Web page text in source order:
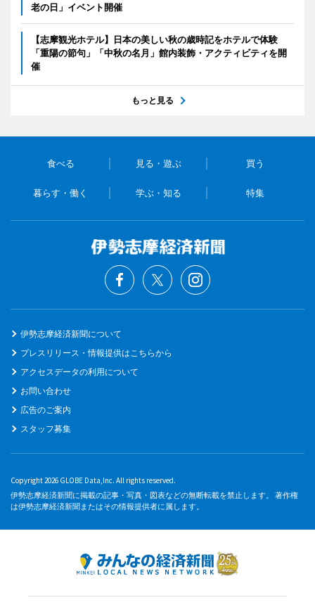
老の日」イベント開催
【志摩観光ホテル】日本の美しい秋の歳時記をホテルで体験
「重陽の節句」「中秋の名月」館内装飾・アクティビティを開
催
もっと見る
食べる 見る・遊ぶ 買う
暮らす・働く 学ぶ・知る 特集
伊勢志摩経済新聞について
プレスリリース・情報提供はこちらから
アクセスデータの利用について
お問い合わせ
広告のご案内
スタッフ募集
Copyright 2026 GLOBE Data,Inc. All rights reserved.
伊勢志摩経済新聞に掲載の記事・写真・図表などの無断転載を禁止します。 著作権
は伊勢志摩経済新聞またはその情報提供者に属します。